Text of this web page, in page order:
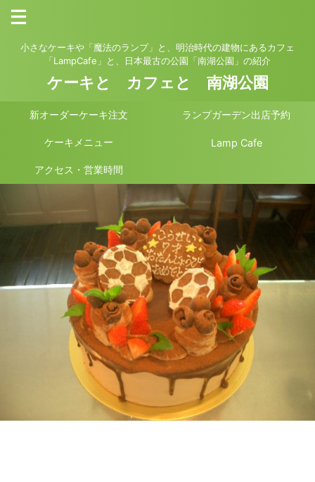
小さなケーキや「魔法のランプ」と、明治時代の建物にあるカフェ
「LampCafe」と、日本最古の公園「南湖公園」の紹介
ケーキと カフェと 南湖公園
新オーダーケーキ注文 ランプガーデン出店予約
ケーキメニュー Lamp Cafe
アクセス・営業時間